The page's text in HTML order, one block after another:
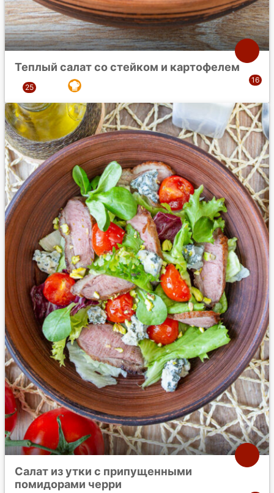
Теплый салат со стейком и картофелем
Салат из утки с припущенными
помидорами черри